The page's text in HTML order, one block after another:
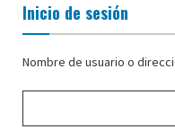
Inicio de sesión
Nombre de usuario o